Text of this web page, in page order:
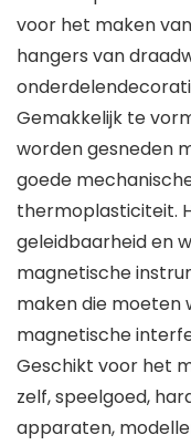
voor het maken
hangers van
Gemakkelijk te
worden gesneden
goede
thermoplasticiteit.
geleidbaarheid en
magnetische
maken die moeten
magnetische
Geschikt voor het
zelf, speelgoed,
apparaten,